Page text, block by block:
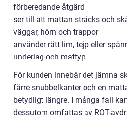
förberedande åtgärd
ser till att mattan sträcks och
väggar, hörn och trappor
använder rätt lim, tejp eller
underlag och mattyp
För kunden innebär det jämna
färre snubbelkanter och en
betydligt längre. I många fall
dessutom omfattas av ROT-